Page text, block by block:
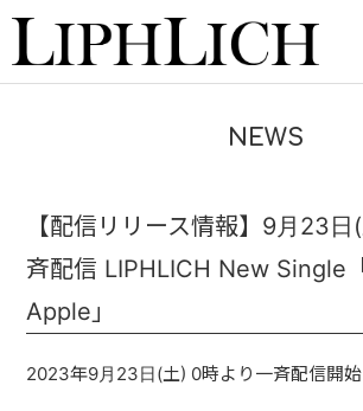
LIVE
INSTORE
BAND
VIDEO
NEWS
【配信リリース情報】9月23
斉配信 LIPHLICH New Single
Apple」
2023年9月23日(土) 0時より一斉配信開始